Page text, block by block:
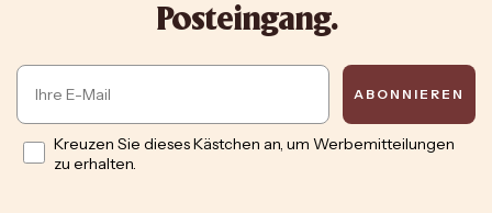
Posteingang.
Email
ABONNIEREN
Opt inKreuzen Sie dieses Kästchen an, um Werbemitteilungen
zu erhalten.